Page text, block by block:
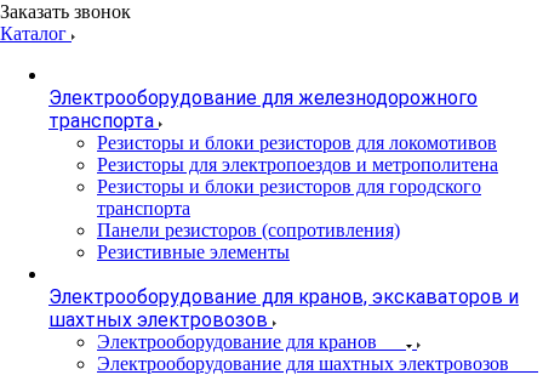
Заказать звонок
Каталог
Электрооборудование для железнодорожного
транспорта
Резисторы и блоки резисторов для локомотивов
Резисторы для электропоездов и метрополитена
Резисторы и блоки резисторов для городского
транспорта
Панели резисторов (сопротивления)
Резистивные элементы
Электрооборудование для кранов, экскаваторов и
шахтных электровозов
Электрооборудование для кранов
Электрооборудование для шахтных электровозов